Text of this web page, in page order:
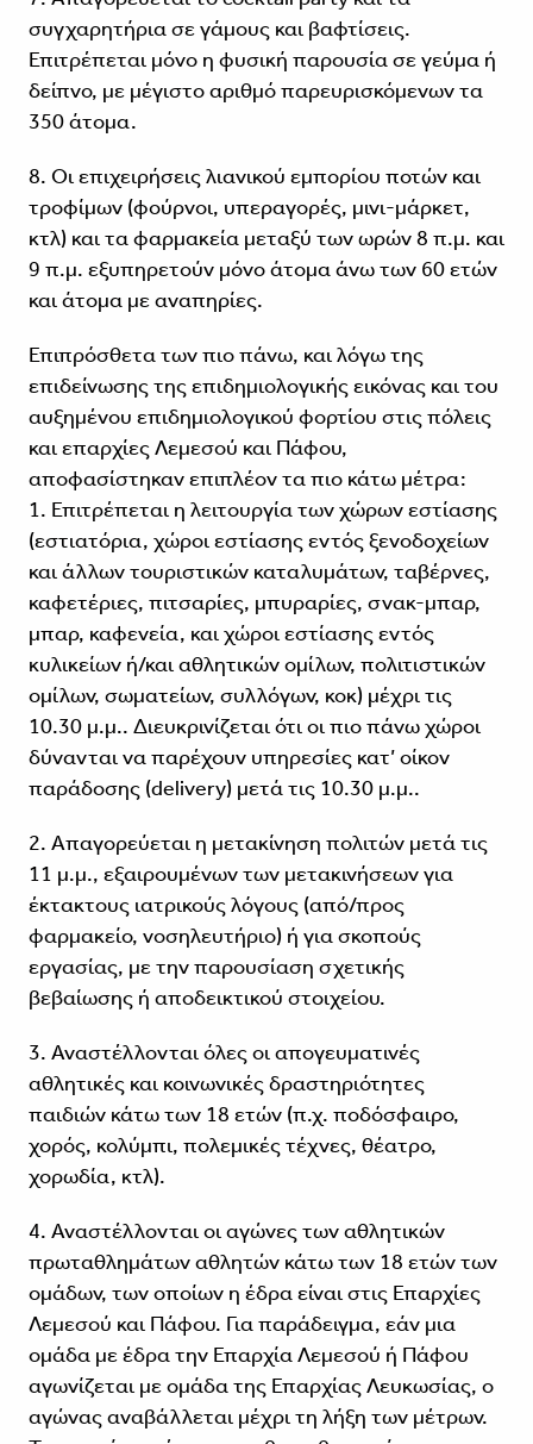
συγχαρητήρια σε γάμους και βαφτίσεις.
Επιτρέπεται μόνο η φυσική παρουσία σε γεύμα ή
δείπνο, με μέγιστο αριθμό παρευρισκόμενων τα
350 άτομα.
8. Οι επιχειρήσεις λιανικού εμπορίου ποτών και
τροφίμων (φούρνοι, υπεραγορές, μινι-μάρκετ,
κτλ) και τα φαρμακεία μεταξύ των ωρών 8 π.μ. και
9 π.μ. εξυπηρετούν μόνο άτομα άνω των 60 ετών
και άτομα με αναπηρίες.
Επιπρόσθετα των πιο πάνω, και λόγω της
επιδείνωσης της επιδημιολογικής εικόνας και του
αυξημένου επιδημιολογικού φορτίου στις πόλεις
και επαρχίες Λεμεσού και Πάφου,
αποφασίστηκαν επιπλέον τα πιο κάτω μέτρα:
1. Επιτρέπεται η λειτουργία των χώρων εστίασης
(εστιατόρια, χώροι εστίασης εντός ξενοδοχείων
και άλλων τουριστικών καταλυμάτων, ταβέρνες,
καφετέριες, πιτσαρίες, μπυραρίες, σνακ-μπαρ,
μπαρ, καφενεία, και χώροι εστίασης εντός
κυλικείων ή/και αθλητικών ομίλων, πολιτιστικών
ομίλων, σωματείων, συλλόγων, κοκ) μέχρι τις
10.30 μ.μ.. Διευκρινίζεται ότι οι πιο πάνω χώροι
δύνανται να παρέχουν υπηρεσίες κατ’ οίκον
παράδοσης (delivery) μετά τις 10.30 μ.μ..
2. Απαγορεύεται η μετακίνηση πολιτών μετά τις
11 μ.μ., εξαιρουμένων των μετακινήσεων για
έκτακτους ιατρικούς λόγους (από/προς
φαρμακείο, νοσηλευτήριο) ή για σκοπούς
εργασίας, με την παρουσίαση σχετικής
βεβαίωσης ή αποδεικτικού στοιχείου.
3. Αναστέλλονται όλες οι απογευματινές
αθλητικές και κοινωνικές δραστηριότητες
παιδιών κάτω των 18 ετών (π.χ. ποδόσφαιρο,
χορός, κολύμπι, πολεμικές τέχνες, θέατρο,
χορωδία, κτλ).
4. Αναστέλλονται οι αγώνες των αθλητικών
πρωταθλημάτων αθλητών κάτω των 18 ετών των
ομάδων, των οποίων η έδρα είναι στις Επαρχίες
Λεμεσού και Πάφου. Για παράδειγμα, εάν μια
ομάδα με έδρα την Επαρχία Λεμεσού ή Πάφου
αγωνίζεται με ομάδα της Επαρχίας Λευκωσίας, ο
αγώνας αναβάλλεται μέχρι τη λήξη των μέτρων.